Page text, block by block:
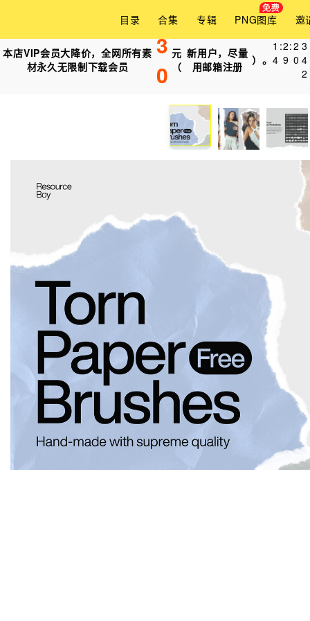
本店VIP会员大降价，全网所有素
材永久无限制下载会员
3
0
元
（
新用户，尽量
用邮箱注册
）。
1
4
:2
9
:2
0
0
6
2
目录 合集 专辑 PNG图库 邀